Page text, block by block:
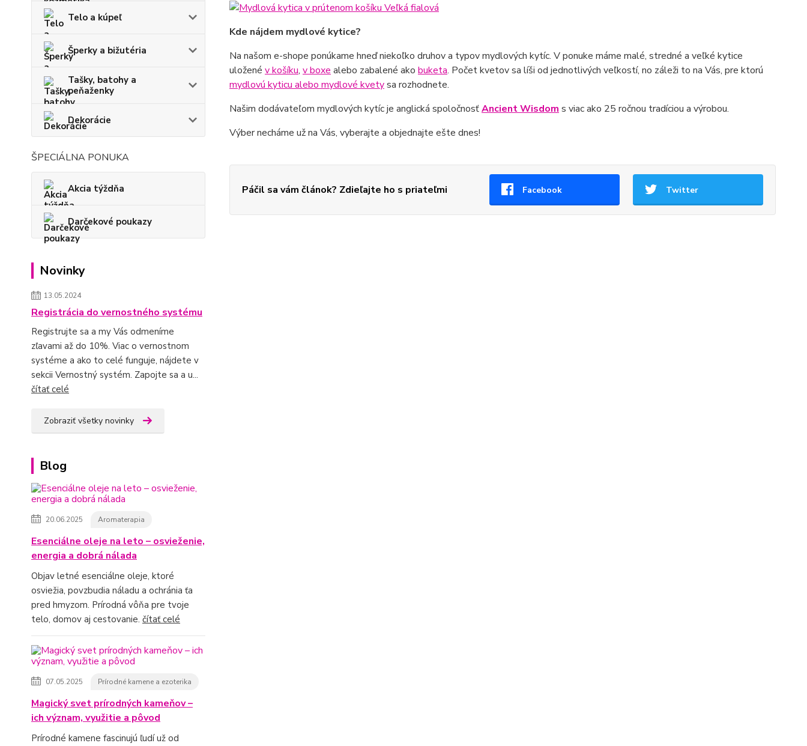
Telo a kúpeľ
Šperky a bižutéria
Tašky, batohy a
peňaženky
Dekorácie
ŠPECIÁLNA PONUKA
Akcia týždňa
Darčekové poukazy
Novinky
13.05.2024
Registrácia do vernostného systému
Registrujte sa a my Vás odmeníme
zľavami až do 10%. Viac o vernostnom
systéme a ako to celé funguje, nájdete v
sekcii Vernostný systém. Zapojte sa a u...
čítať celé
Zobraziť všetky novinky
Blog
20.06.2025 Aromaterapia
Esenciálne oleje na leto – osvieženie,
energia a dobrá nálada
Objav letné esenciálne oleje, ktoré
osviežia, povzbudia náladu a ochránia ťa
pred hmyzom. Prírodná vôňa pre tvoje
telo, domov aj cestovanie. čítať celé
07.05.2025 Prírodné kamene a ezoterika
Magický svet prírodných kameňov –
ich význam, využitie a pôvod
Prírodné kamene fascinujú ľudí už od
Kde nájdem mydlové kytice?
Na našom e-shope ponúkame hneď niekoľko druhov a typov mydlových kytíc. V ponuke máme malé, stredné a veľké kytice
uložené v košíku, v boxe alebo zabalené ako buketa. Počet kvetov sa líši od jednotlivých veľkostí, no záleži to na Vás, pre ktorú
mydlovú kyticu alebo mydlové kvetysa rozhodnete.
Našim dodávateľom mydlových kytíc je anglická spoločnosťAncient Wisdom s viac ako 25 ročnou tradíciou a výrobou.
Výber necháme už na Vás, vyberajte a objednajte ešte dnes!
Páčil sa vám článok? Zdieľajte ho s priateľmi Facebook Twitter